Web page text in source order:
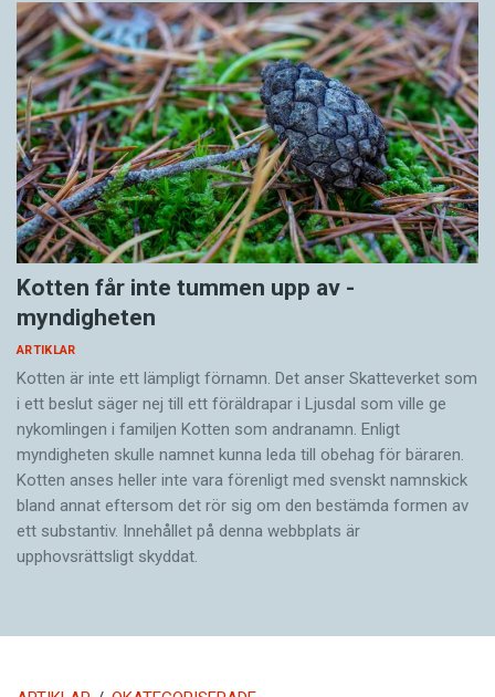
Kotten får inte tummen upp av ­
myndigheten
ARTIKLAR
Kotten är inte ett lämpligt förnamn. Det anser Skatte­verket som
i ett beslut säger nej till ett föräldra­par i Ljusdal som ville ge
nykomlingen i familjen Kotten som andranamn. Enligt
myndigheten skulle namnet kunna leda till obehag för bäraren.
Kotten anses heller inte vara förenligt med svenskt namnskick
bland annat eftersom det rör sig om den bestämda formen av
ett substantiv. Innehållet på denna webbplats är
upphovsrättsligt skyddat.